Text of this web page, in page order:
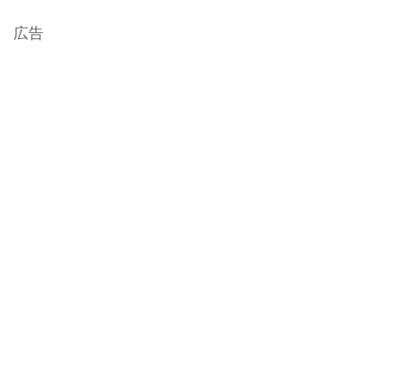
広告